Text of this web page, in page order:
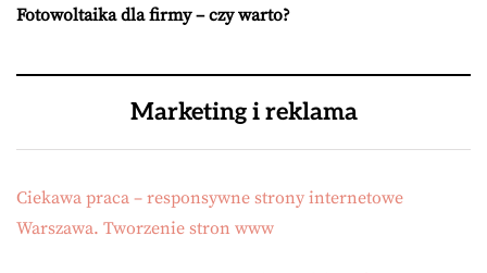
Fotowoltaika dla firmy – czy warto?
Marketing i reklama
Ciekawa praca – responsywne strony internetowe
Warszawa. Tworzenie stron www